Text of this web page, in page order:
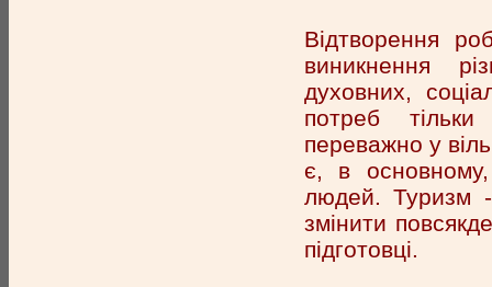
Відтворення
виникнення
духовних,
потреб
переважно у
є, в основному,
людей. Туризм -
змінити
підготовці.